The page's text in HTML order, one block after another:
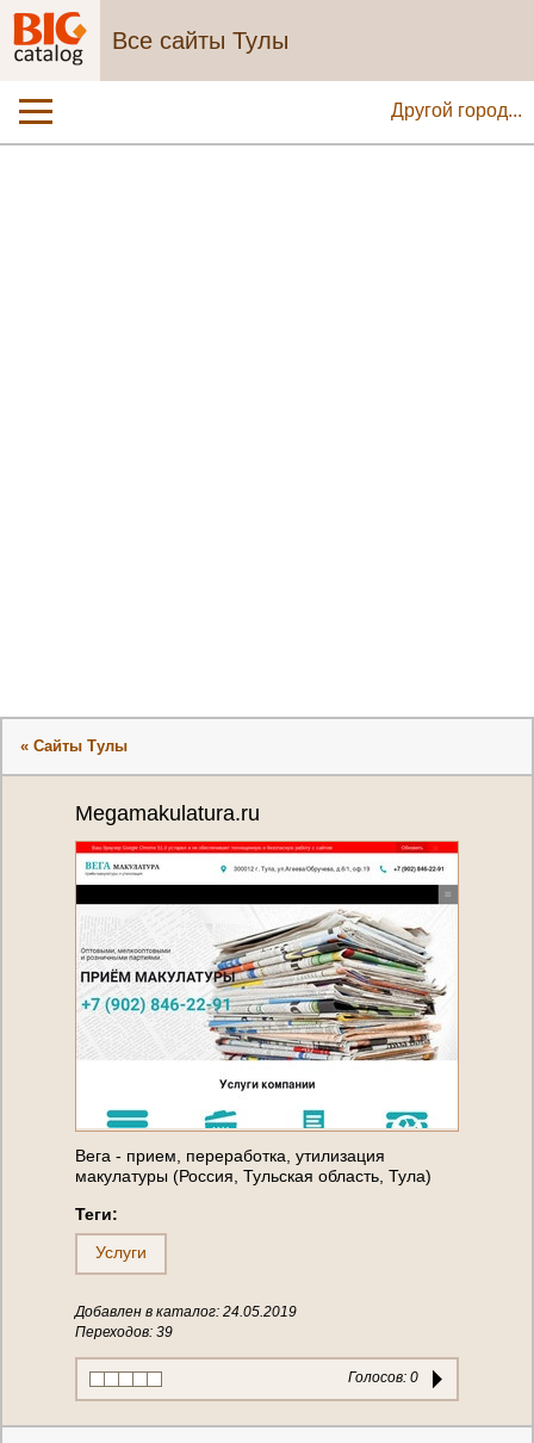
Все сайты Тулы
Другой город...
« Сайты Тулы
Megamakulatura.ru
Вега - прием, переработка, утилизация
макулатуры (Россия, Тульская область, Тула)
Теги:
Услуги
Добавлен в каталог: 24.05.2019
Переходов: 39
Голосов: 0